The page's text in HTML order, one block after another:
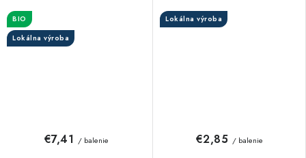
BIO
Lokálna výroba
€7,41 / balenie
Lokálna výroba
€2,85 / balenie